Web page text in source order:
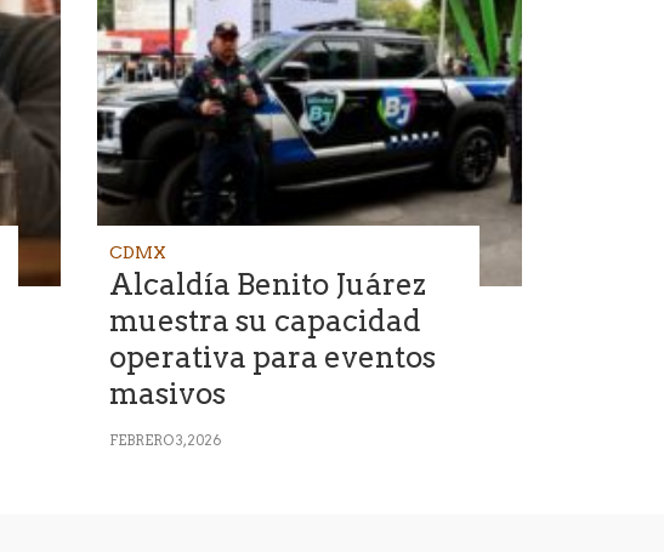
CDMX
Alcaldía Benito Juárez
muestra su capacidad
operativa para eventos
masivos
FEBRERO 3, 2026